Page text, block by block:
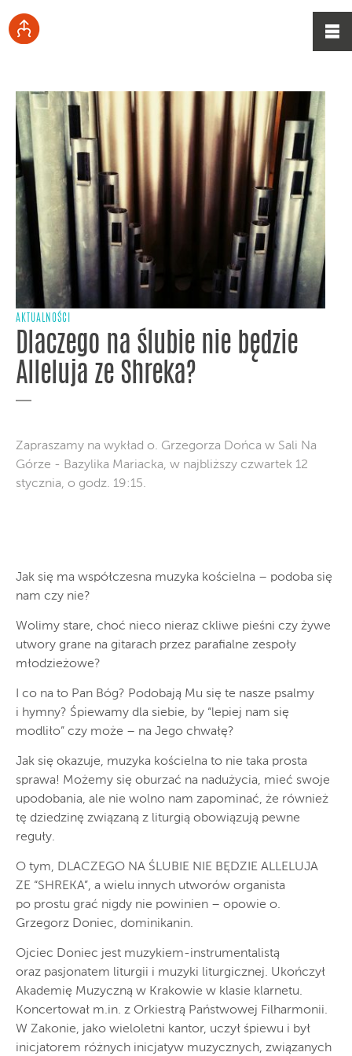
AKTUALNOŚCI
Dlaczego na ślubie nie będzie
Alleluja ze Shreka?
Zapraszamy na wykład o. Grzegorza Dońca w Sali Na
Górze - Bazylika Mariacka, w najbliższy czwartek 12
stycznia, o godz. 19:15.
Jak się ma współczesna muzyka kościelna – podoba się
nam czy nie?
Wolimy stare, choć nieco nieraz ckliwe pieśni czy żywe
utwory grane na gitarach przez parafialne zespoły
młodzieżowe?
I co na to Pan Bóg? Podobają Mu się te nasze psalmy
i hymny? Śpiewamy dla siebie, by “lepiej nam się
modliło” czy może – na Jego chwałę?
Jak się okazuje, muzyka kościelna to nie taka prosta
sprawa! Możemy się oburzać na nadużycia, mieć swoje
upodobania, ale nie wolno nam zapominać, że również
tę dziedzinę związaną z liturgią obowiązują pewne
reguły.
O tym, DLACZEGO NA ŚLUBIE NIE BĘDZIE ALLELUJA
ZE “SHREKA”, a wielu innych utworów organista
po prostu grać nigdy nie powinien – opowie o.
Grzegorz Doniec, dominikanin.
Ojciec Doniec jest muzykiem-instrumentalistą
oraz pasjonatem liturgii i muzyki liturgicznej. Ukończył
Akademię Muzyczną w Krakowie w klasie klarnetu.
Koncertował m.in. z Orkiestrą Państwowej Filharmonii.
W Zakonie, jako wieloletni kantor, uczył śpiewu i był
inicjatorem różnych inicjatyw muzycznych, związanych